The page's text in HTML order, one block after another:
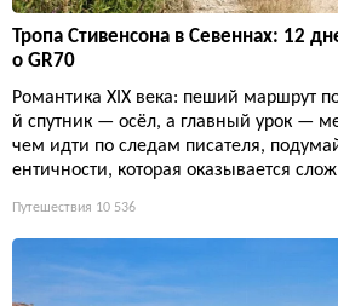
Тропа Стивенсона в Севеннах: 12
о GR70
Романтика XIX века: пеший маршрут
й спутник — осёл, а главный урок —
чем идти по следам писателя,
ентичности, которая оказывается
Путешествия 10 536